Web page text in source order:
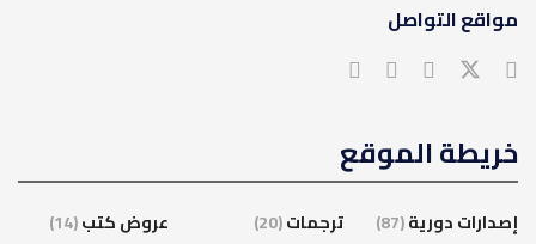
مواقع التواصل
خريطة الموقع
إصدارات دورية(87) ترجمات(20) عروض كتب(14)